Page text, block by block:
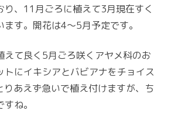
り、11月ごろに植えて3月現在すく
す。開花は4～5月予定です。
えて良く5月ごろ咲くアヤメ科のお
トにイキシアとバビアナをチョイス
あえず急いで植え付けますが、ち
ね。